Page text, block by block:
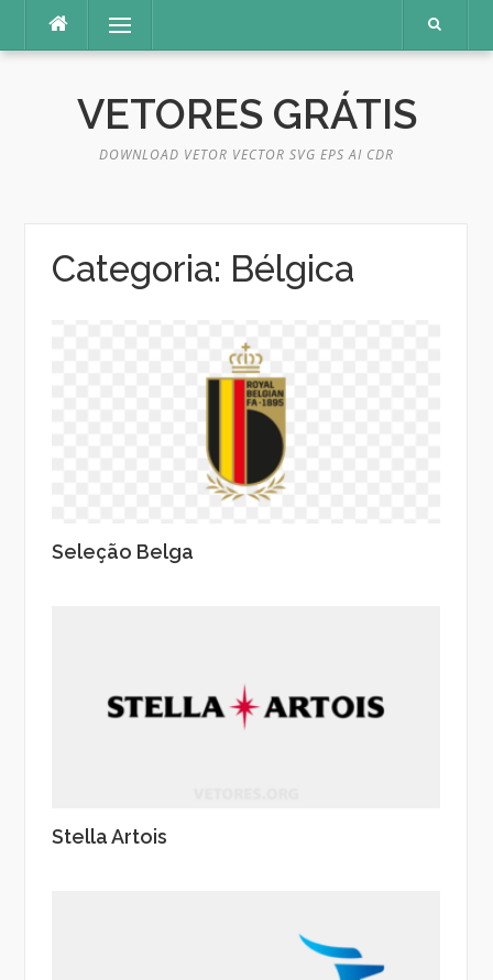
o
Menu
VETORES GRÁTIS
DOWNLOAD VETOR VECTOR SVG EPS AI CDR
Categoria: Bélgica
Seleção Belga
Stella Artois